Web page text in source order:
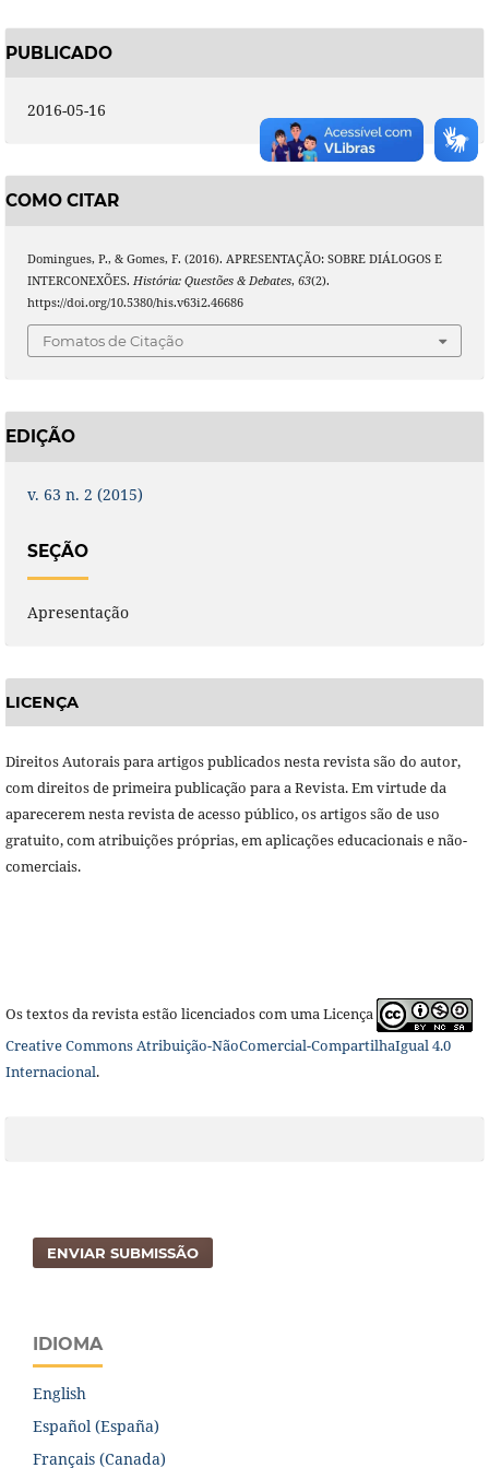
PUBLICADO
2016-05-16
COMO CITAR
Domingues, P., & Gomes, F. (2016). APRESENTAÇÃO: SOBRE DIÁLOGOS E
INTERCONEXÕES. História: Questões & Debates, 63(2).
https://doi.org/10.5380/his.v63i2.46686
Fomatos de Citação
EDIÇÃO
v. 63 n. 2 (2015)
SEÇÃO
Apresentação
LICENÇA
Direitos Autorais para artigos publicados nesta revista são do autor,
com direitos de primeira publicação para a Revista. Em virtude da
aparecerem nesta revista de acesso público, os artigos são de uso
gratuito, com atribuições próprias, em aplicações educacionais e não-
comerciais.
Os textos da revista estão licenciados com uma Licença
Creative Commons Atribuição-NãoComercial-CompartilhaIgual 4.0
Internacional.
ENVIAR SUBMISSÃO
IDIOMA
English
Español (España)
Français (Canada)